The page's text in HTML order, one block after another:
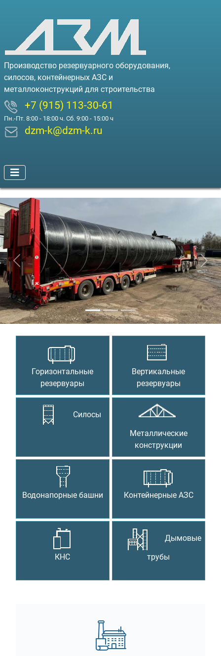
Производство резервуарного оборудования,
силосов, контейнерных АЗС и
металлоконструкций для строительства
+7 (915) 113-30-61
Пн.-Пт. 8:00 - 18:00 ч. Сб. 9:00 - 15:00 ч
dzm-k@dzm-k.ru
Предыдущий
Горизонтальные
резервуары
Вертикальные
резервуары
Силосы
Металлические
конструкции
Водонапорные башни Контейнерные АЗС
КНС
Дымовые
трубы